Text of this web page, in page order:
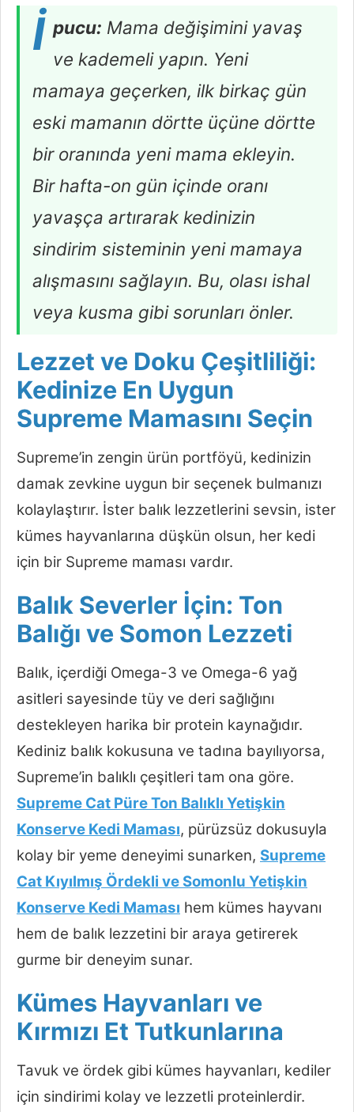
İ pucu: Mama değişimini yavaş
ve kademeli yapın. Yeni
mamaya geçerken, ilk birkaç gün
eski mamanın dörtte üçüne dörtte
bir oranında yeni mama ekleyin.
Bir hafta-on gün içinde oranı
yavaşça artırarak kedinizin
sindirim sisteminin yeni mamaya
alışmasını sağlayın. Bu, olası ishal
veya kusma gibi sorunları önler.
Lezzet ve Doku Çeşitliliği:
Kedinize En Uygun
Supreme Mamasını Seçin
Supreme’in zengin ürün portföyü, kedinizin
damak zevkine uygun bir seçenek bulmanızı
kolaylaştırır. İster balık lezzetlerini sevsin, ister
kümes hayvanlarına düşkün olsun, her kedi
için bir Supreme maması vardır.
Balık Severler İçin: Ton
Balığı ve Somon Lezzeti
Balık, içerdiği Omega-3 ve Omega-6 yağ
asitleri sayesinde tüy ve deri sağlığını
destekleyen harika bir protein kaynağıdır.
Kediniz balık kokusuna ve tadına bayılıyorsa,
Supreme’in balıklı çeşitleri tam ona göre.
Supreme Cat Püre Ton Balıklı Yetişkin
Konserve Kedi Maması, pürüzsüz dokusuyla
kolay bir yeme deneyimi sunarken, Supreme
Cat Kıyılmış Ördekli ve Somonlu Yetişkin
Konserve Kedi Maması hem kümes hayvanı
hem de balık lezzetini bir araya getirerek
gurme bir deneyim sunar.
Kümes Hayvanları ve
Kırmızı Et Tutkunlarına
Tavuk ve ördek gibi kümes hayvanları, kediler
için sindirimi kolay ve lezzetli proteinlerdir.